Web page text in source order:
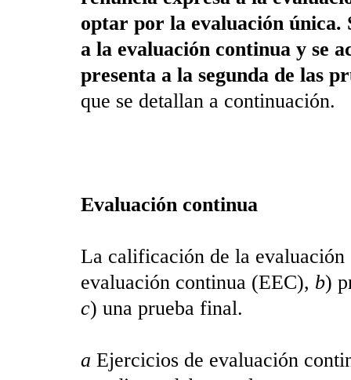
optar por la evaluación única.
a la evaluación continua y se
presenta a la segunda de las
que se detallan a continuación.
Evaluación continua
La calificación de la
evaluación continua (EEC), b)
c) una prueba final.
a Ejercicios de evaluación